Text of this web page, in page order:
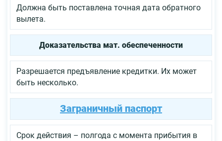
Должна быть поставлена точная дата обратного
вылета.
Доказательства мат. обеспеченности
Разрешается предъявление кредитки. Их может
быть несколько.
Заграничный паспорт
Срок действия – полгода с момента прибытия в